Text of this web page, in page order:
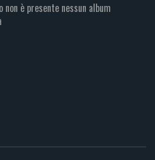
è presente nessun album